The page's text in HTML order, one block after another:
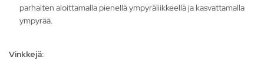
parhaiten aloittamalla pienellä ympyräliikkeellä ja kasvattamalla
ympyrää.
Vinkkejä: